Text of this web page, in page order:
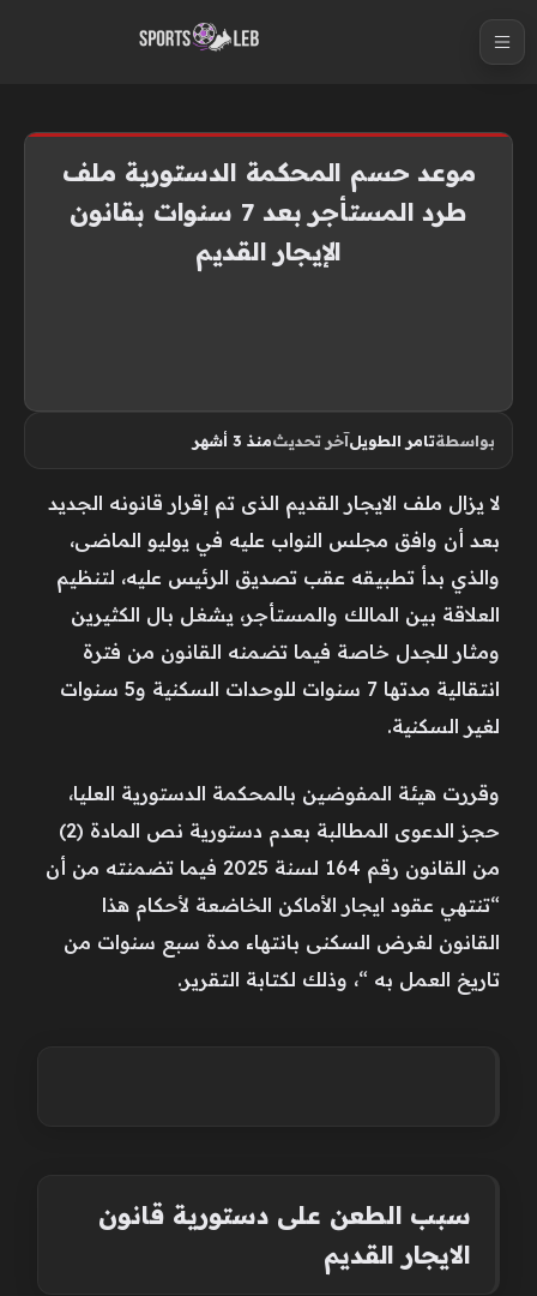
موعد حسم المحكمة الدستورية ملف
طرد المستأجر بعد 7 سنوات بقانون
الإيجار القديم
بواسطةتامر الطويلآخر تحديثمنذ 3 أشهر
لا يزال ملف الايجار القديم الذى تم إقرار قانونه الجديد
بعد أن وافق مجلس النواب عليه في يوليو الماضى،
والذي بدأ تطبيقه عقب تصديق الرئيس عليه، لتنظيم
العلاقة بين المالك والمستأجر، يشغل بال الكثيرين
ومثار للجدل خاصة فيما تضمنه القانون من فترة
انتقالية مدتها 7 سنوات للوحدات السكنية و5 سنوات
لغير السكنية.
وقررت هيئة المفوضين بالمحكمة الدستورية العليا،
حجز الدعوى المطالبة بعدم دستورية نص المادة (2)
من القانون رقم 164 لسنة 2025 فيما تضمنته من أن
“تنتهي عقود ايجار الأماكن الخاضعة لأحكام هذا
القانون لغرض السكنى بانتهاء مدة سبع سنوات من
تاريخ العمل به “، وذلك لكتابة التقرير.
سبب الطعن على دستورية قانون
الايجار القديم